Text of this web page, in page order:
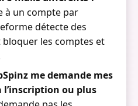
à un compte par
détecte des
les comptes et
me demande mes
l’inscription ou plus